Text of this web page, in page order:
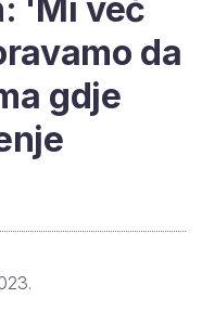
'Mi već
da
gdje